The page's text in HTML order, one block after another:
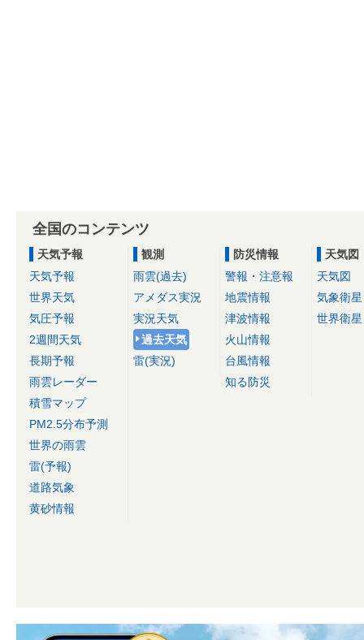
全国のコンテンツ
天気予報
天気予報
世界天気
気圧予報
2週間天気
長期予報
雨雲レーダー
積雪マップ
PM2.5分布予測
世界の雨雲
雷(予報)
道路気象
黄砂情報
観測
雨雲(過去)
アメダス実況
実況天気
過去天気
雷(実況)
防災情報
警報・注意報
地震情報
津波情報
火山情報
台風情報
知る防災
天気図
天気図
気象衛星
世界衛星